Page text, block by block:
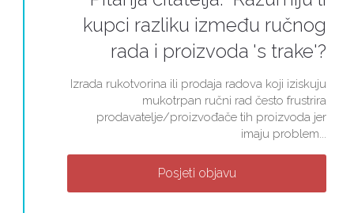
kupci razliku između ručnog
rada i proizvoda 's trake'?
Izrada rukotvorina ili prodaja radova koji iziskuju
mukotrpan ručni rad često frustrira
prodavatelje/proizvođače tih proizvoda jer
imaju problem...
Posjeti objavu